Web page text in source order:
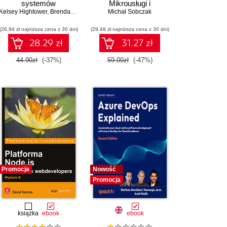
systemów
rozproszonych
Kelsey Hightower, Brendan Burns Joe Beda
(26,94 zł najniższa cena z 30 dni)
28.29 zł
44.90zł (-37%)
Mikrousługi i
konteneryzacja
Michał Sobczak
(29,49 zł najniższa cena z 30 dni)
31.27 zł
59.00zł (-47%)
Promocja
książka ebook
Nowość
Promocja
ebook